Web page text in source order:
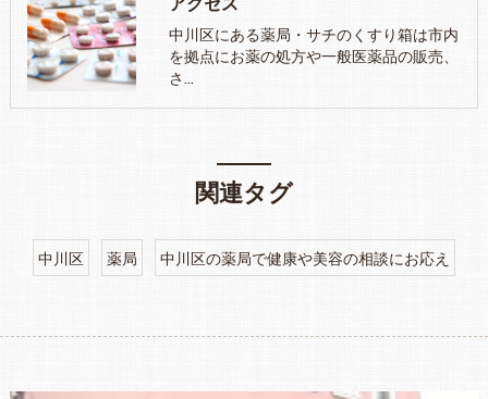
中川区にある薬局・サチのくすり箱は市内
を拠点にお薬の処方や一般医薬品の販売、
さ…
関連タグ
中川区 薬局 中川区の薬局で健康や美容の相談にお応え